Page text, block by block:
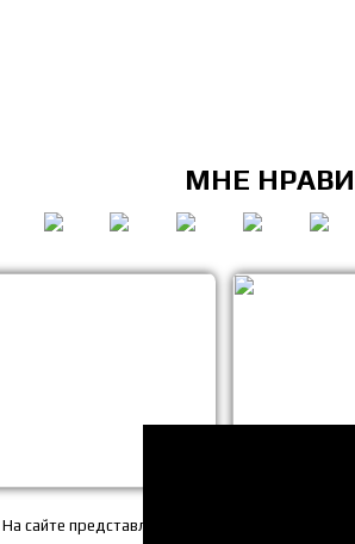
МНЕ
На сайте представлены только НЕКОТОРЫЕ